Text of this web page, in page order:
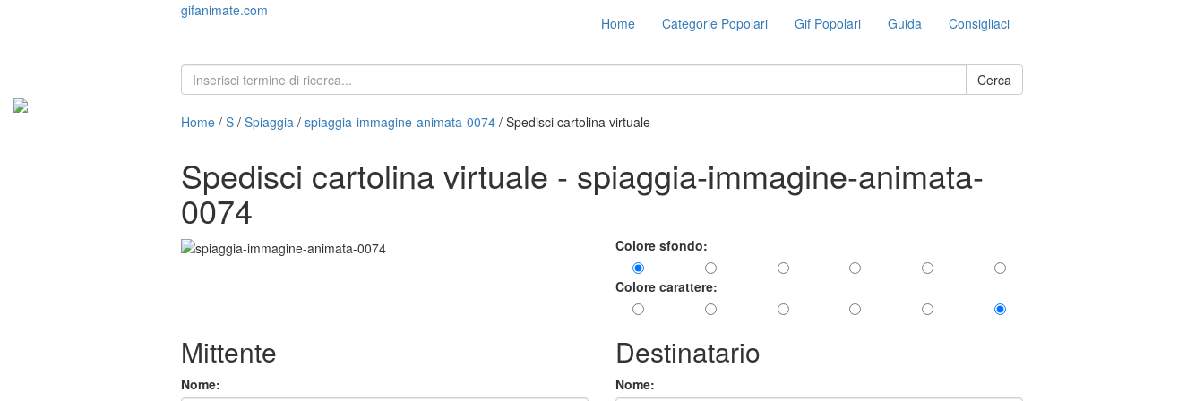
gifanimate.com
Home Categorie Popolari Gif Popolari Guida Consigliaci
Cerca
Home / S / Spiaggia / spiaggia-immagine-animata-0074 / Spedisci cartolina virtuale
Spedisci cartolina virtuale - spiaggia-immagine-animata-
0074
Colore sfondo:
Colore carattere:
Mittente
Nome:
Destinatario
Nome: